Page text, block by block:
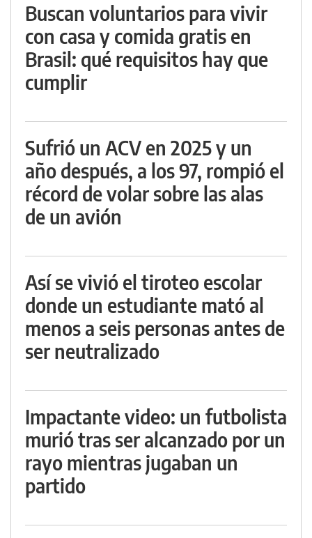
Buscan voluntarios para vivir
con casa y comida gratis en
Brasil: qué requisitos hay que
cumplir
Sufrió un ACV en 2025 y un
año después, a los 97, rompió el
récord de volar sobre las alas
de un avión
Así se vivió el tiroteo escolar
donde un estudiante mató al
menos a seis personas antes de
ser neutralizado
Impactante video: un futbolista
murió tras ser alcanzado por un
rayo mientras jugaban un
partido